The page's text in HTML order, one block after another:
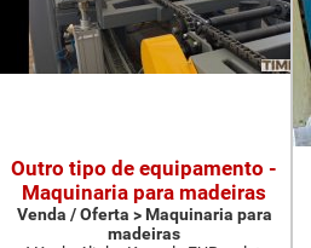
Outro tipo de equipamento -
Maquinaria para madeiras
Venda / Oferta > Maquinaria para
madeiras